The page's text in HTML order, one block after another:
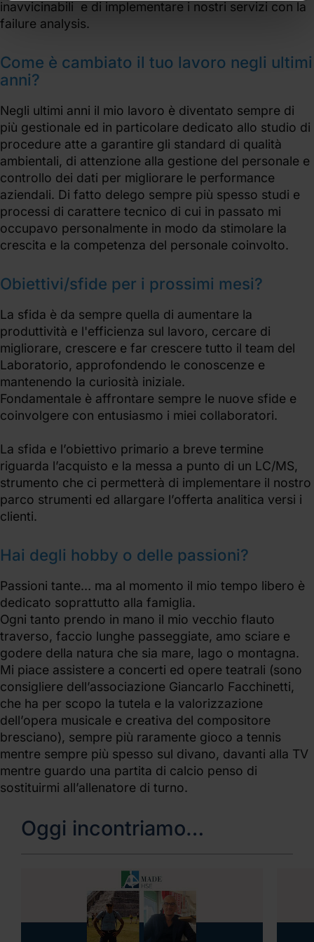
inavvicinabili e di implementare i nostri servizi con la
failure analysis.
Come è cambiato il tuo lavoro negli ultimi
anni?
Negli ultimi anni il mio lavoro è diventato sempre di
più gestionale ed in particolare dedicato allo studio di
procedure atte a garantire gli standard di qualità
ambientali, di attenzione alla gestione del personale e
controllo dei dati per migliorare le performance
aziendali. Di fatto delego sempre più spesso studi e
processi di carattere tecnico di cui in passato mi
occupavo personalmente in modo da stimolare la
crescita e la competenza del personale coinvolto.
Obiettivi/sfide per i prossimi mesi?
La sfida è da sempre quella di aumentare la
produttività e l'efficienza sul lavoro, cercare di
migliorare, crescere e far crescere tutto il team del
Laboratorio, approfondendo le conoscenze e
mantenendo la curiosità iniziale.
Fondamentale è affrontare sempre le nuove sfide e
coinvolgere con entusiasmo i miei collaboratori.
La sfida e l’obiettivo primario a breve termine
riguarda l’acquisto e la messa a punto di un LC/MS,
strumento che ci permetterà di implementare il nostro
parco strumenti ed allargare l’offerta analitica versi i
clienti.
Hai degli hobby o delle passioni?
Passioni tante… ma al momento il mio tempo libero è
dedicato soprattutto alla famiglia.
Ogni tanto prendo in mano il mio vecchio flauto
traverso, faccio lunghe passeggiate, amo sciare e
godere della natura che sia mare, lago o montagna.
Mi piace assistere a concerti ed opere teatrali (sono
consigliere dell’associazione Giancarlo Facchinetti,
che ha per scopo la tutela e la valorizzazione
dell’opera musicale e creativa del compositore
bresciano), sempre più raramente gioco a tennis
mentre sempre più spesso sul divano, davanti alla TV
mentre guardo una partita di calcio penso di
sostituirmi all’allenatore di turno.
Oggi incontriamo…